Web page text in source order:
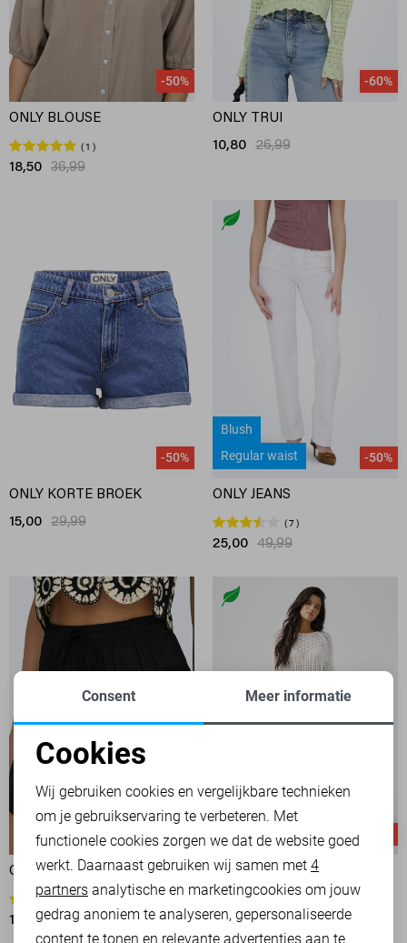
-50%
ONLY BLOUSE
1
18,50 36,99
-60%
ONLY TRUI
10,80 26,99
-50%
ONLY KORTE BROEK
15,00 29,99
Blush
Regular waist
-50%
ONLY JEANS
7
25,00 49,99
-50%
ONLY KORTE BROEK
3
10,00 19,99
ONLY BROEK
17,50 34,99
Noodzakelijke cookies
Personalisatie cookies
Analytische cookies
Marketing cookies
Consent Meer informatie
Cookies
Wij gebruiken cookies en vergelijkbare technieken
om je gebruikservaring te verbeteren. Met
functionele cookies zorgen we dat de website goed
werkt. Daarnaast gebruiken wij samen met 4
partners analytische en marketingcookies om jouw
gedrag anoniem te analyseren, gepersonaliseerde
content te tonen en relevante advertenties aan te